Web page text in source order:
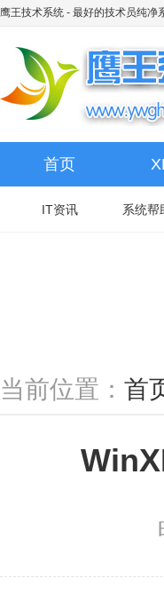
鹰王技术系统 - 最好的技术员纯净
首页
IT资讯 系统帮
当前位置： 首